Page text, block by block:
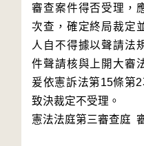
審查案件得否受理，
次查，確定終局裁定
人自不得據以聲請法
件聲請核與上開大審
爰依憲訴法第15條第
致決裁定不受理。
憲法法庭第三審查庭